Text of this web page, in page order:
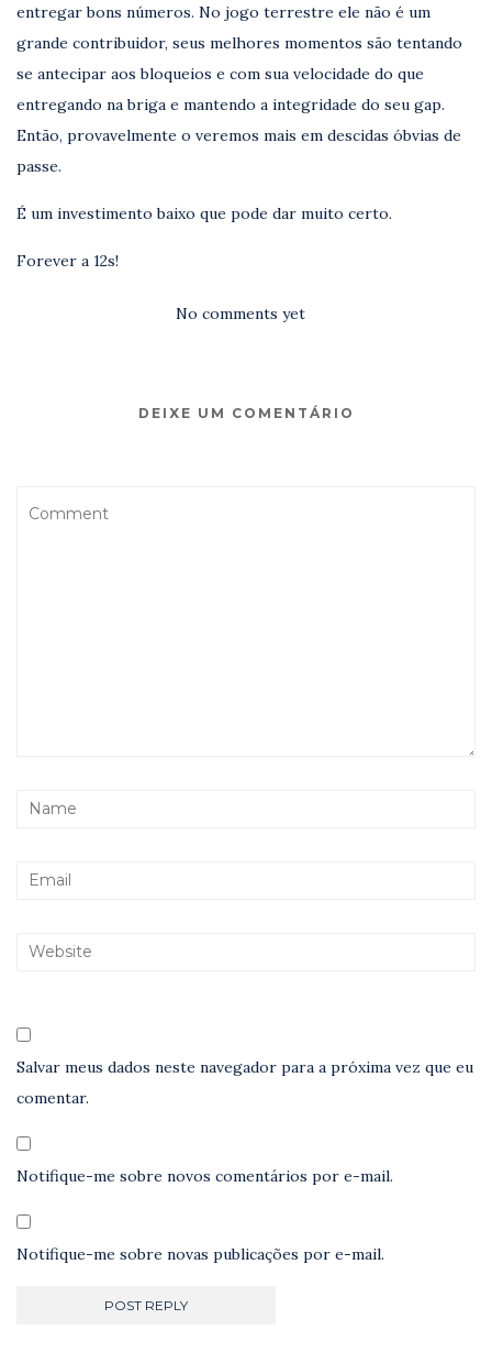
entregar bons números. No jogo terrestre ele não é um
grande contribuidor, seus melhores momentos são tentando
se antecipar aos bloqueios e com sua velocidade do que
entregando na briga e mantendo a integridade do seu gap.
Então, provavelmente o veremos mais em descidas óbvias de
passe.
É um investimento baixo que pode dar muito certo.
Forever a 12s!
No comments yet
DEIXE UM COMENTÁRIO
Salvar meus dados neste navegador para a próxima vez que eu
comentar.
Notifique-me sobre novos comentários por e-mail.
Notifique-me sobre novas publicações por e-mail.